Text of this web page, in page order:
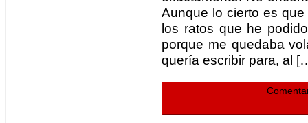
Aunque lo cierto es
los ratos que he
porque me quedaba
quería escribir para, al